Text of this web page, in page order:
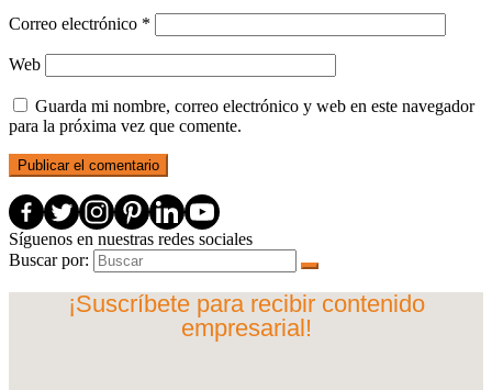
Correo electrónico *
Web
Guarda mi nombre, correo electrónico y web en este navegador
para la próxima vez que comente.
Síguenos en nuestras redes sociales
Buscar por:
¡Suscríbete para recibir contenido
empresarial!